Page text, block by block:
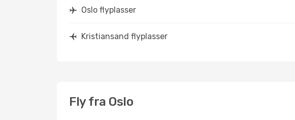
Oslo flyplasser
Kristiansand flyplasser
Fly fra Oslo